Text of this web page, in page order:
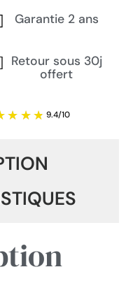
Garantie 2 ans
Retour sous 30j
offert